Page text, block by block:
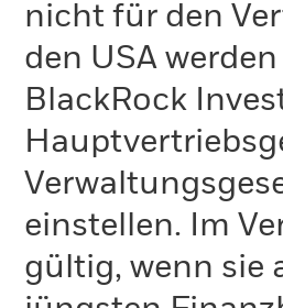
nicht für den
den USA
BlackRock
einstellen. Im
gültig, wenn sie